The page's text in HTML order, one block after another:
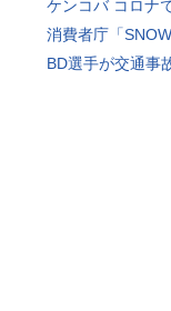
ケンコバ コロナ
消費者庁「
BD選手が交通事